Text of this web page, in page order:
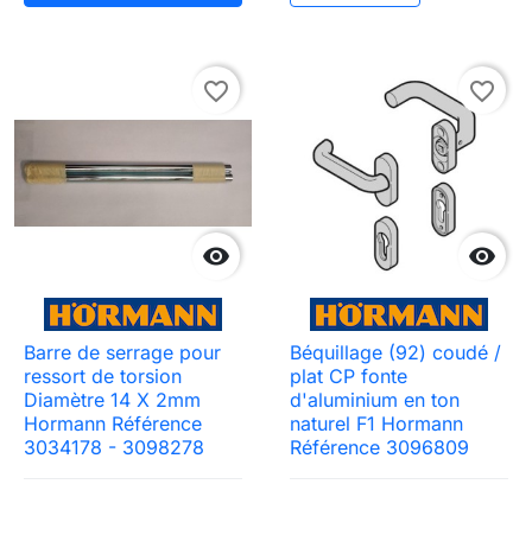

favorite_border
Barre de serrage pour
ressort de torsion
Diamètre 14 X 2mm
Hormann Référence
3034178 - 3098278

favorite_border
Béquillage (92) coudé /
plat CP fonte
d'aluminium en ton
naturel F1 Hormann
Référence 3096809